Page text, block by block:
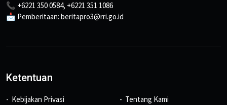
📞 +6221 350 0584, +6221 351 1086
📩 Pemberitaan: beritapro3@rri.go.id
Ketentuan
Kebijakan Privasi
Tentang Kami